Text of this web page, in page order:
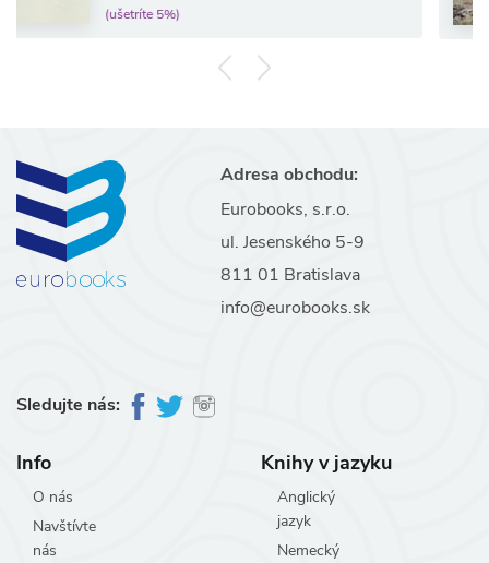
Adresa obchodu:
Eurobooks, s.r.o.
ul. Jesenského 5-9
811 01 Bratislava
info@eurobooks.sk
Sledujte nás:
Info
O nás
Navštívte
nás
Knihy v jazyku
Anglický
jazyk
Nemecký